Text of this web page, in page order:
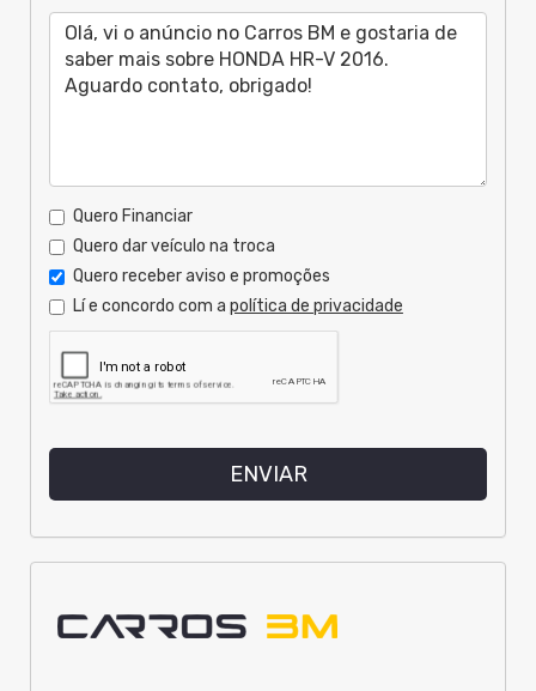
Quero Financiar
Quero dar veículo na troca
Quero receber aviso e promoções
Lí e concordo com a política de privacidade
ENVIAR